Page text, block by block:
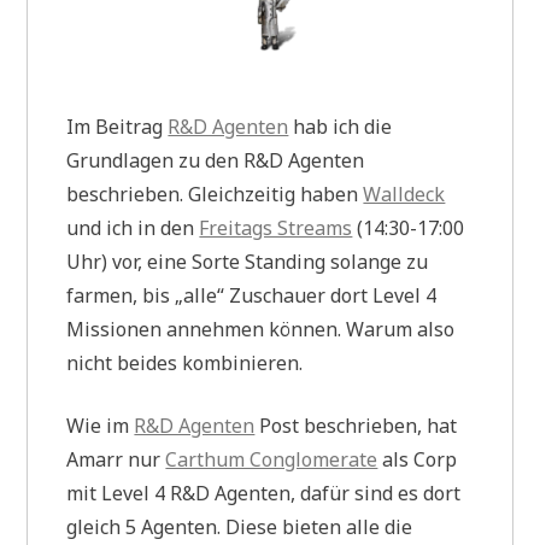
Im Beitrag R&D Agenten hab ich die
Grundlagen zu den R&D Agenten
beschrieben. Gleichzeitig habenWalldeck
und ich in den Freitags Streams (14:30-17:00
Uhr) vor, eine Sorte Standing solange zu
farmen, bis „alle“ Zuschauer dort Level 4
Missionen annehmen können. Warum also
nicht beides kombinieren.
Wie im R&D Agenten Post beschrieben, hat
Amarr nurCarthum Conglomerate als Corp
mit Level 4 R&D Agenten, dafür sind es dort
gleich 5 Agenten. Diese bieten alle die